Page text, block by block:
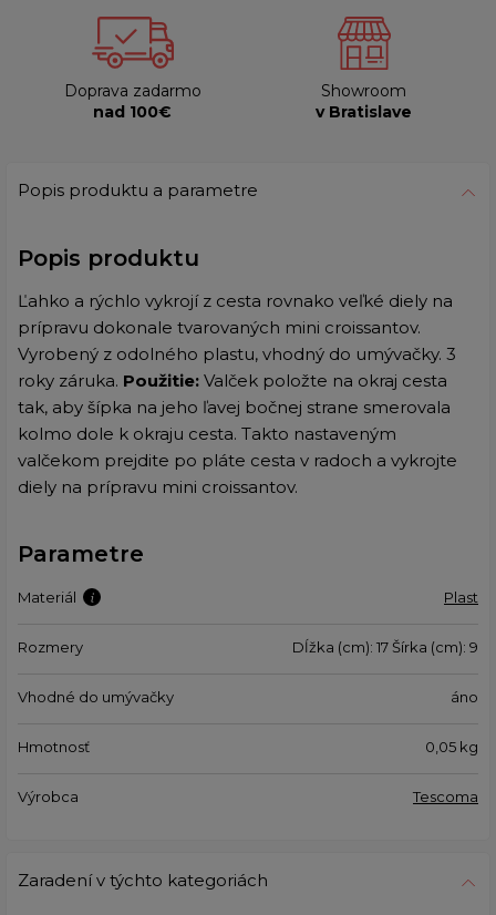
Doprava zadarmo
nad 100€
Showroom
v Bratislave
Popis produktu a parametre
Popis produktu
Ľahko a rýchlo vykrojí z cesta rovnako veľké diely na
prípravu dokonale tvarovaných mini croissantov.
Vyrobený z odolného plastu, vhodný do umývačky. 3
roky záruka. Použitie: Valček položte na okraj cesta
tak, aby šípka na jeho ľavej bočnej strane smerovala
kolmo dole k okraju cesta. Takto nastaveným
valčekom prejdite po pláte cesta v radoch a vykrojte
diely na prípravu mini croissantov.
Parametre
Materiál Plast
Rozmery Dĺžka (cm): 17 Šírka (cm): 9
Vhodné do umývačky áno
Hmotnosť 0,05 kg
Výrobca Tescoma
Zaradení v týchto kategoriách